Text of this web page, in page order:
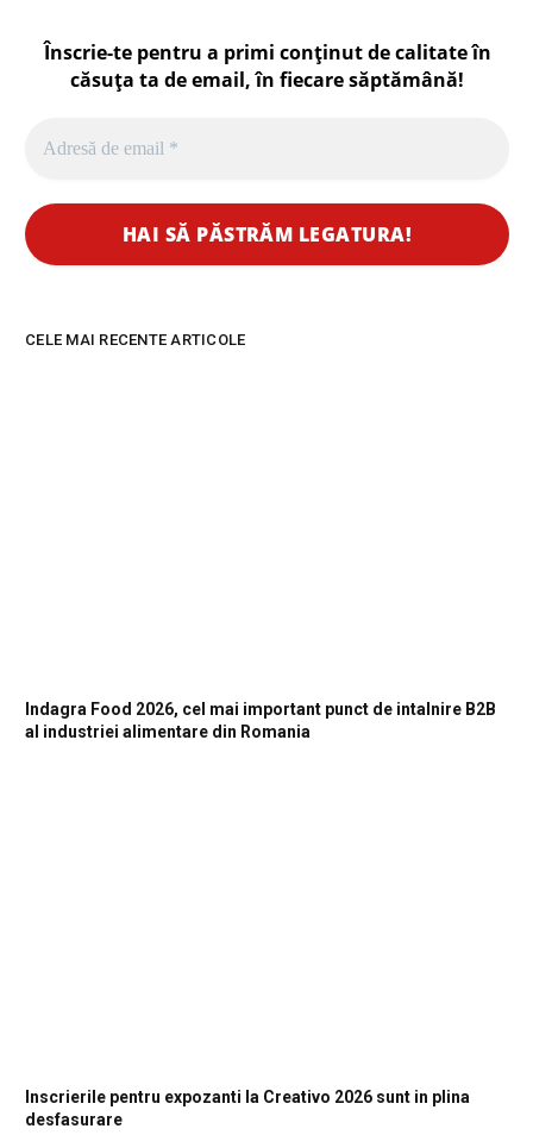
Înscrie-te pentru a primi conținut de calitate în
căsuța ta de email, în fiecaresăptămână!
CELE MAI RECENTE ARTICOLE
Indagra Food 2026, cel mai important punct de intalnire B2B
al industriei alimentare din Romania
Inscrierile pentru expozanti la Creativo 2026 sunt in plina
desfasurare